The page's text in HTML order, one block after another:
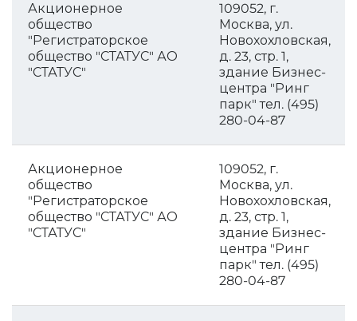
Акционерное
общество
"Регистраторское
общество "СТАТУС" АО
"СТАТУС"
109052, г.
Москва, ул.
Новохохловская,
д. 23, стр. 1,
здание Бизнес-
центра "Ринг
парк" тел. (495)
280-04-87
Акционерное
общество
"Регистраторское
общество "СТАТУС" АО
"СТАТУС"
109052, г.
Москва, ул.
Новохохловская,
д. 23, стр. 1,
здание Бизнес-
центра "Ринг
парк" тел. (495)
280-04-87